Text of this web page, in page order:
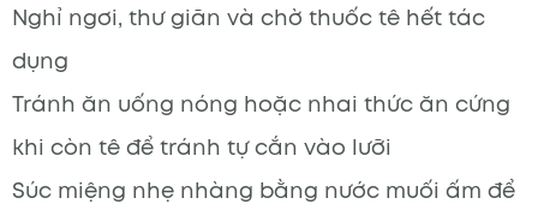
Nghỉ ngơi, thư giãn và chờ thuốc tê hết tác
dụng
Tránh ăn uống nóng hoặc nhai thức ăn cứng
khi còn tê để tránh tự cắn vào lưỡi
Súc miệng nhẹ nhàng bằng nước muối ấm để